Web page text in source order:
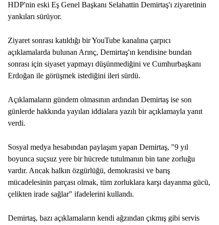
HDP'nin eski Eş Genel Başkanı Selahattin Demirtaş'ı ziyaretinin
yankıları sürüyor.
Ziyaret sonrası katıldığı bir YouTube kanalına çarpıcı
açıklamalarda bulunan Arınç, Demirtaş'ın kendisine bundan
sonrası için siyaset yapmayı düşünmediğini ve Cumhurbaşkanı
Erdoğan ile görüşmek istediğini ileri sürdü.
Açıklamaların gündem olmasının ardından Demirtaş ise son
günlerde hakkında yayılan iddialara yazılı bir açıklamayla yanıt
verdi.
Sosyal medya hesabından paylaşım yapan Demirtaş, "9 yıl
boyunca suçsuz yere bir hücrede tutulmanın bin tane zorluğu
vardır. Ancak halkın özgürlüğü, demokrasisi ve barış
mücadelesinin parçası olmak, tüm zorluklara karşı dayanma gücü,
çelikten irade sağlar" ifadelerini kullandı.
Demirtaş, bazı açıklamaların kendi ağzından çıkmış gibi servis